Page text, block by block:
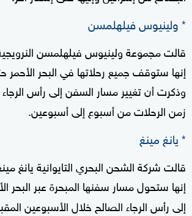
* ولينيوس فيلهلمسن
إنها ستوقف جميع رحلاتها في البحر الأحمر
وذكرت أن تغيير مسار السفن إلى رأس
زمن الرحلات من أسبوع إلى أسبوعين.
* يانغ مينغ
إنها ستحول مسار سفنها المبحرة عبر البحر
إلى رأس الرجاء الصالح خلال الأسبوعين